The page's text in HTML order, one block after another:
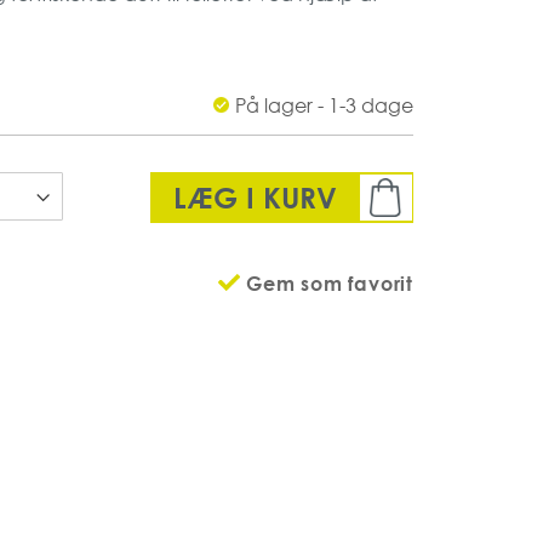
På lager - 1-3 dage
LÆG I KURV
Gem som favorit